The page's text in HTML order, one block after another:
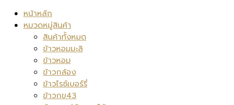
หน้าหลัก
หมวดหมู่สินค้า
สินค้าทั้งหมด
ข้าวหอมมะลิ
ข้าวหอม
ข้าวกล้อง
ข้าวไรซ์เบอร์รี่
ข้าวกข43